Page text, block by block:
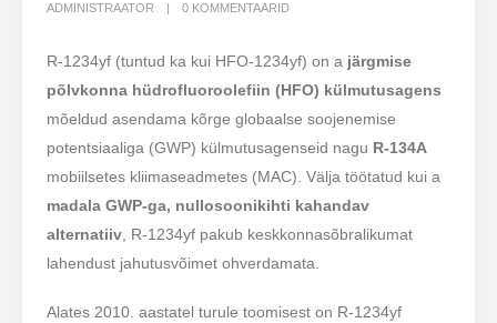
ADMINISTRAATOR 0 KOMMENTAARID
R-1234yf (tuntud ka kui HFO-1234yf) on a järgmise
põlvkonna hüdrofluoroolefiin (HFO) külmutusagens
mõeldud asendama kõrge globaalse soojenemise
potentsiaaliga (GWP) külmutusagenseid nagu R-134A
mobiilsetes kliimaseadmetes (MAC). Välja töötatud kui a
madala GWP-ga, nullosoonikihti kahandav
alternatiiv , R-1234yf pakub keskkonnasõbralikumat
lahendust jahutusvõimet ohverdamata.
Alates 2010. aastatel turule toomisest on R-1234yf